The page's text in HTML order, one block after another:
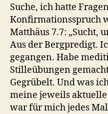
Suche, ich hatte
Konfirmationsspruch
Matthäus 7.7: „Sucht,
Aus der Bergpredigt.
gegangen. Habe
Stilleübungen
Gegrübelt. Und was
meine jeweils
war für mich jedes